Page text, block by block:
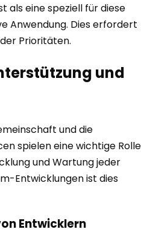
als eine speziell für diese
Anwendung. Dies erfordert
Prioritäten.
und
und die
spielen eine wichtige Rolle
und Wartung jeder
Entwicklungen ist dies
Entwicklern